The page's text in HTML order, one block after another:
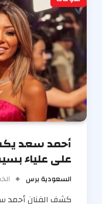
أحمد سعد
على علياء
السعودية برس الخميس
كشف الفنان أحمد